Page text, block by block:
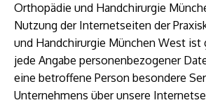
Orthopädie und Handchirurgie
Nutzung der Internetseiten der
und Handchirurgie München West ist
jede Angabe personenbezogener
eine betroffene Person besondere
Unternehmens über unsere